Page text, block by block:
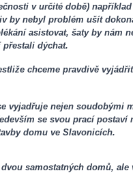
v určité době)
by nebyl problém ušít
asistovat, šaty by nám
dýchat.
chceme pravdivě
nejen soudobými
se svou prací
domu ve Slavonicích.
samostatných domů,